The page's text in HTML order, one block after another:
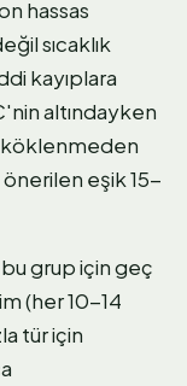
hassas
sıcaklık
kayıplara
altındayken
köklenmeden
önerilen eşik 15-
grup için geç
(her 10-14
tür için